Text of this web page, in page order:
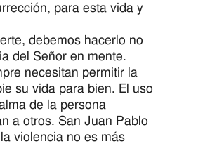
para esta vida y
debemos hacerlo no
del Señor en mente.
necesitan permitir la
su vida para bien. El uso
de la persona
a otros. San Juan Pablo
violencia no es más